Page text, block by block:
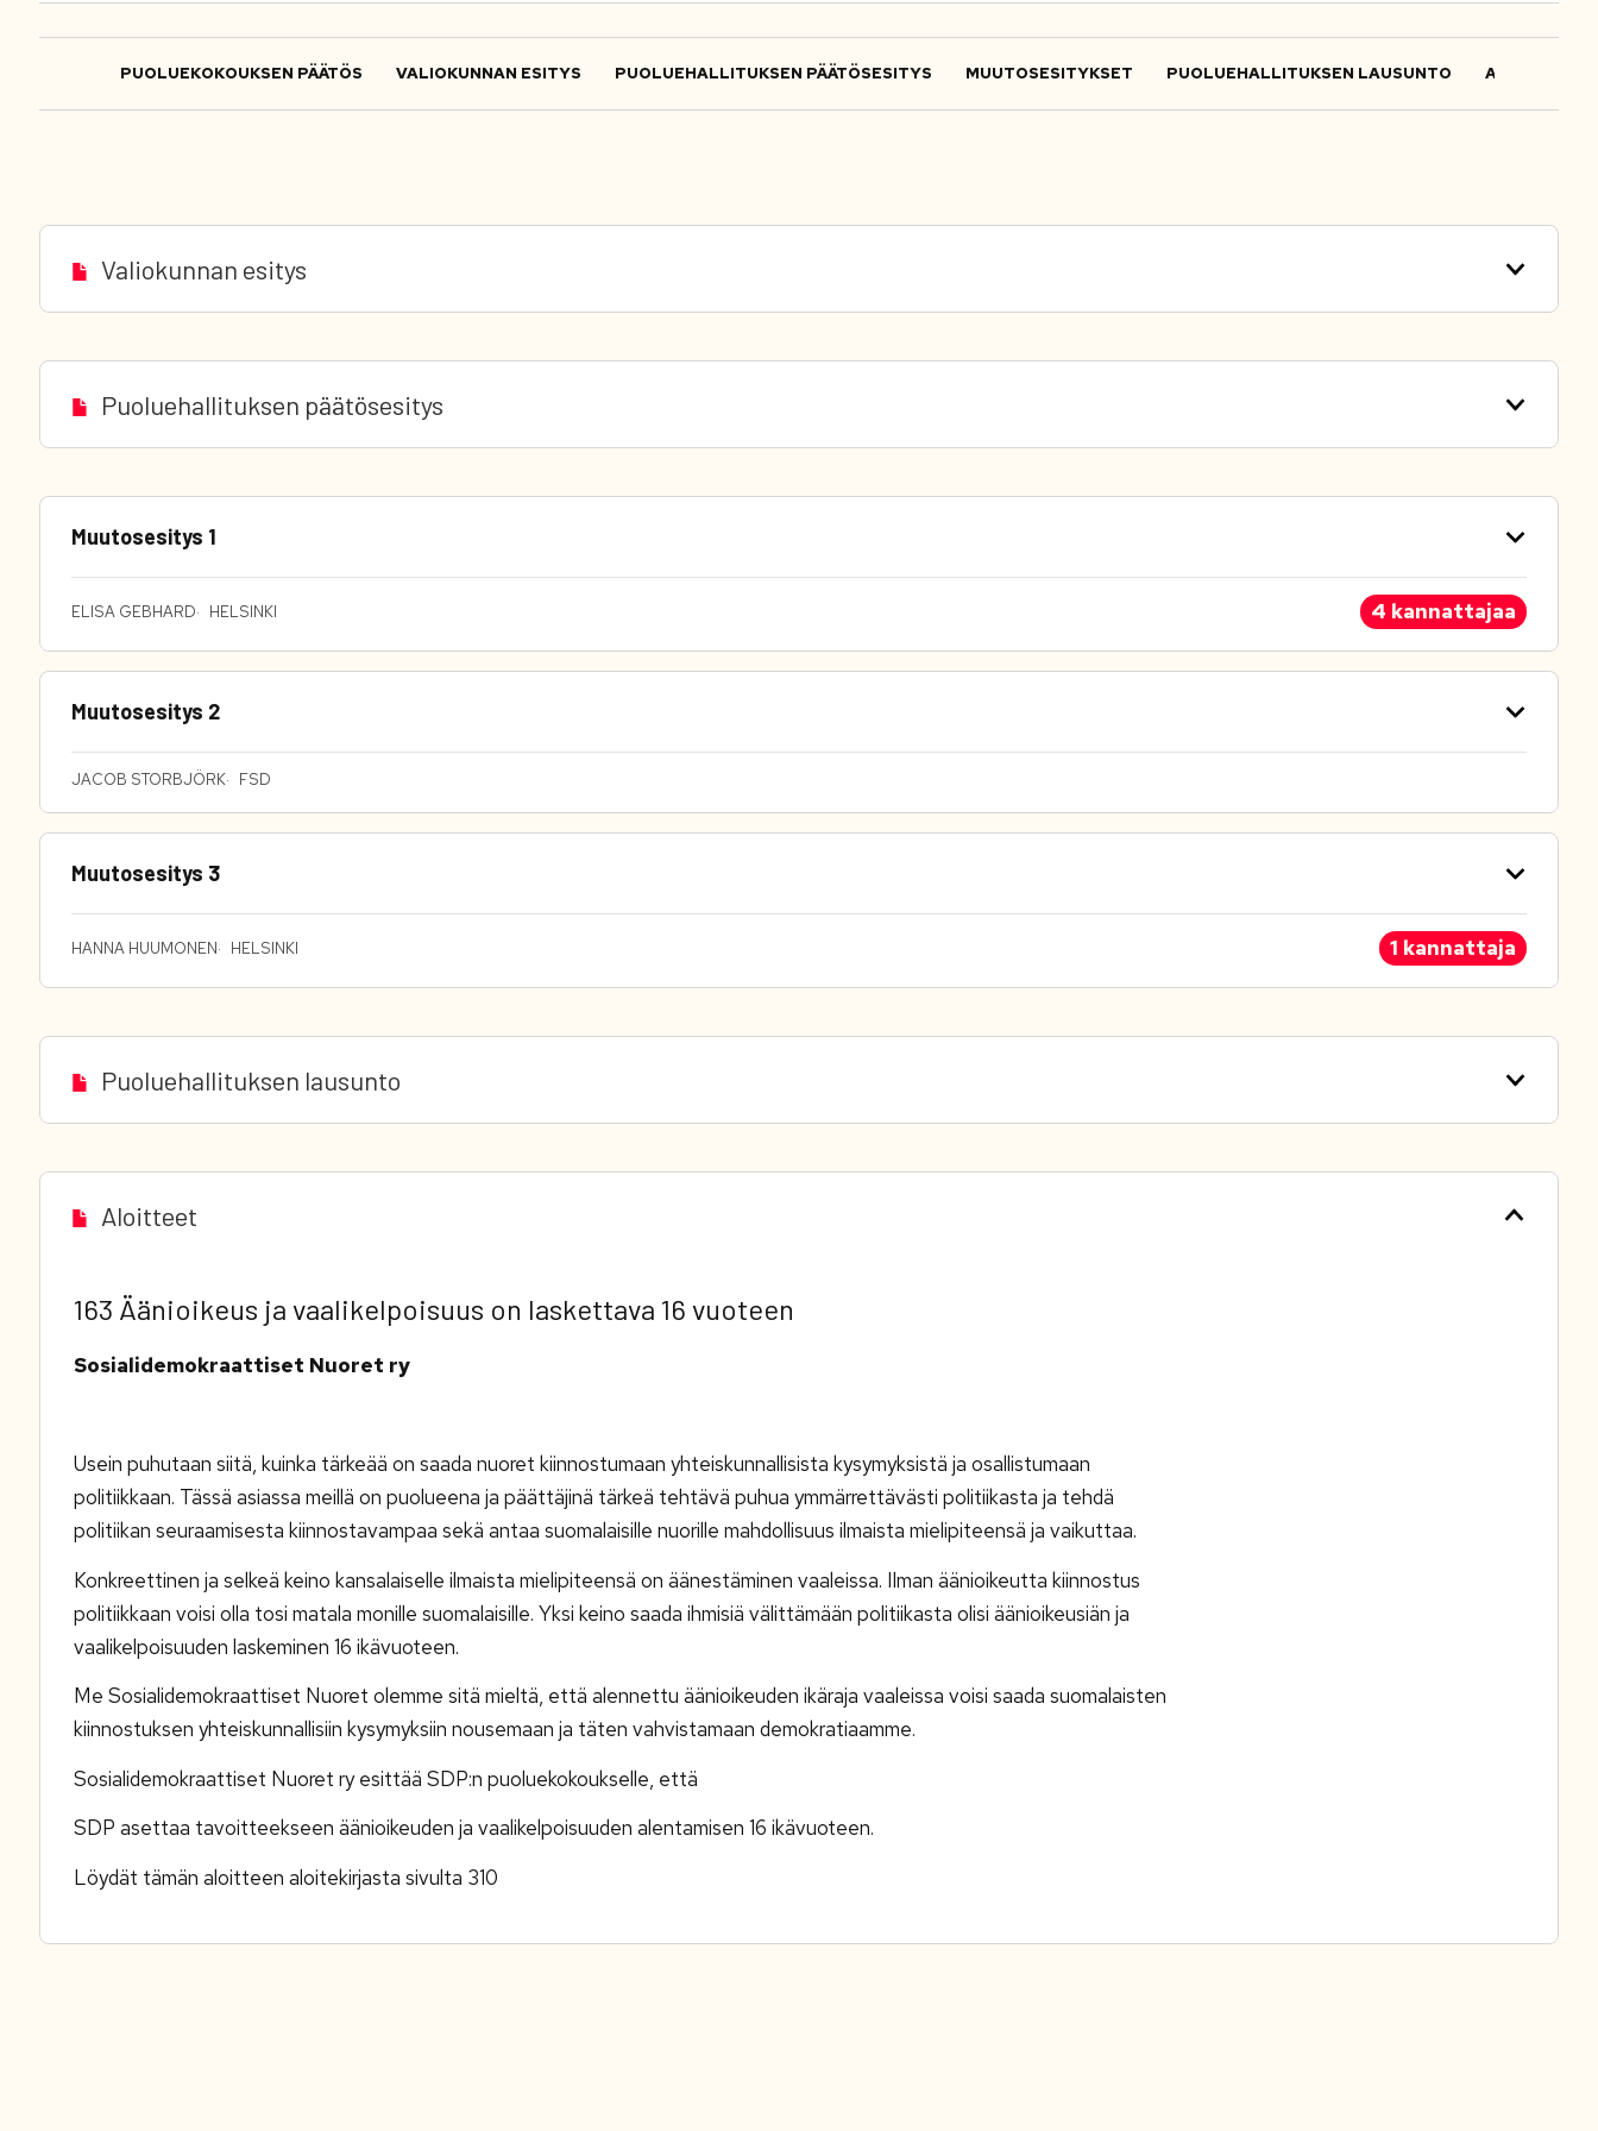
PUOLUEKOKOUKSEN PÄÄTÖS VALIOKUNNAN ESITYS PUOLUEHALLITUKSEN PÄÄTÖSESITYS MUUTOSESITYKSET PUOLUEHALLITUKSEN LAUSUNTO ALOITTEET
Valiokunnan esitys
Puoluehallituksen päätösesitys
Muutosesitys 1
ELISA GEBHARD HELSINKI 4 kannattajaa
Muutosesitys 2
JACOB STORBJÖRK FSD
Muutosesitys 3
HANNA HUUMONEN HELSINKI 1 kannattaja
Puoluehallituksen lausunto
Aloitteet
163 Äänioikeus ja vaalikelpoisuus on laskettava 16 vuoteen
Sosialidemokraattiset Nuoret ry
Usein puhutaan siitä, kuinka tärkeää on saada nuoret kiinnostumaan yhteiskunnallisista kysymyksistä ja osallistumaan
politiikkaan. Tässä asiassa meillä on puolueena ja päättäjinä tärkeä tehtävä puhua ymmärrettävästi politiikasta ja tehdä
politiikan seuraamisesta kiinnostavampaa sekä antaa suomalaisille nuorille mahdollisuus ilmaista mielipiteensä ja vaikuttaa.
Konkreettinen ja selkeä keino kansalaiselle ilmaista mielipiteensä on äänestäminen vaaleissa. Ilman äänioikeutta kiinnostus
politiikkaan voisi olla tosi matala monille suomalaisille. Yksi keino saada ihmisiä välittämään politiikasta olisi äänioikeusiän ja
vaalikelpoisuuden laskeminen 16 ikävuoteen.
Me Sosialidemokraattiset Nuoret olemme sitä mieltä, että alennettu äänioikeuden ikäraja vaaleissa voisi saada suomalaisten
kiinnostuksen yhteiskunnallisiin kysymyksiin nousemaan ja täten vahvistamaan demokratiaamme.
Sosialidemokraattiset Nuoret ry esittää SDP:n puoluekokoukselle, että
SDP asettaa tavoitteekseen äänioikeuden ja vaalikelpoisuuden alentamisen 16 ikävuoteen.
Löydät tämän aloitteen aloitekirjasta sivulta 310